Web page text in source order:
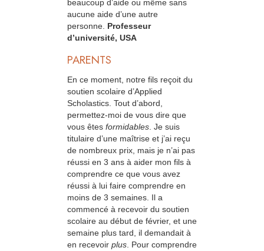
beaucoup d’aide ou même sans
aucune aide d’une autre
personne. Professeur
d’université, USA
PARENTS
En ce moment, notre fils reçoit du
soutien scolaire d’Applied
Scholastics. Tout d’abord,
permettez-moi de vous dire que
vous êtes formidables. Je suis
titulaire d’une maîtrise et j’ai reçu
de nombreux prix, mais je n’ai pas
réussi en 3 ans à aider mon fils à
comprendre ce que vous avez
réussi à lui faire comprendre en
moins de 3 semaines. Il a
commencé à recevoir du soutien
scolaire au début de février, et une
semaine plus tard, il demandait à
en recevoir plus. Pour comprendre